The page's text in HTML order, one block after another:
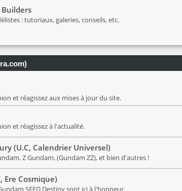
: tutoriaux, galeries, conseils, etc.
et réagissez aux mises à jour du site.
et réagissez à l'actualité.
(U.C, Calendrier Universel)
Z Gundam, (Gundam ZZ), et bien d'autres !
Ere Cosmique)
SEED Destiny sont ici à l'honneur.